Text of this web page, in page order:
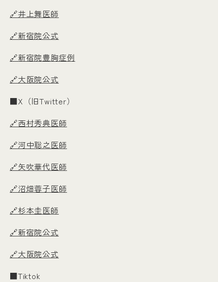
🔗井上舞医師
🔗新宿院公式
🔗新宿院豊胸症例
🔗大阪院公式
■X（旧Twitter）
🔗西村秀典医師
🔗河中聡之医師
🔗矢吹華代医師
🔗沼畑蓉子医師
🔗杉本圭医師
🔗新宿院公式
🔗大阪院公式
■Tiktok